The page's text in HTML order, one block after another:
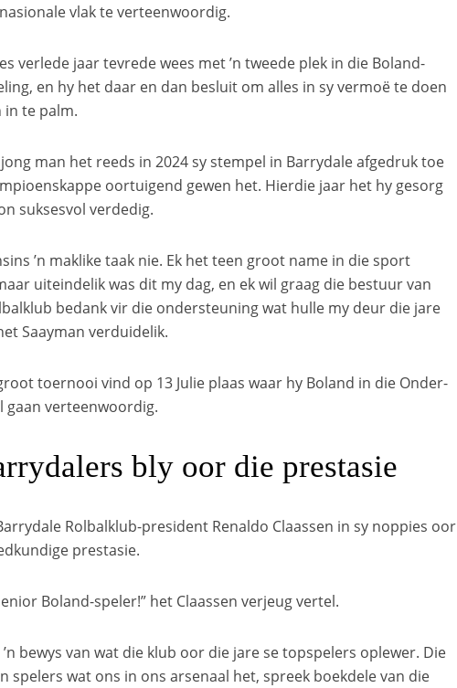
vlak te verteenwoordig.
verlede jaar tevrede wees met ’n tweede plek in die Boland-
en hy het daar en dan besluit om alles in sy vermoë te doen
te palm.
man het reeds in 2024 sy stempel in Barrydale afgedruk toe
oortuigend gewen het. Hierdie jaar het hy gesorg
suksesvol verdedig.
’n maklike taak nie. Ek het teen groot name in die sport
uiteindelik was dit my dag, en ek wil graag die bestuur van
bedank vir die ondersteuning wat hulle my deur die jare
Saayman verduidelik.
toernooi vind op 13 Julie plaas waar hy Boland in die Onder-
gaan verteenwoordig.
bly oor die prestasie
Rolbalklub-president Renaldo Claassen in sy noppies oor
prestasie.
Boland-speler!” het Claassen verjeug vertel.
’n bewys van wat die klub oor die jare se topspelers oplewer. Die
spelers wat ons in ons arsenaal het, spreek boekdele van die